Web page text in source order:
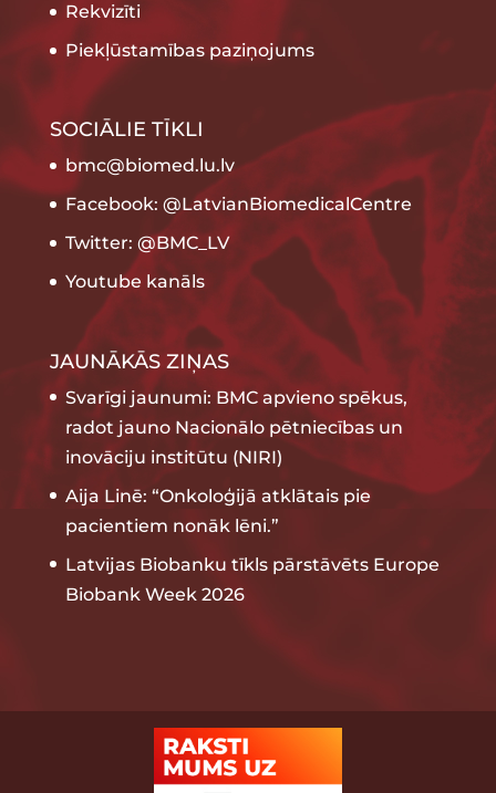
Rekvizīti
Piekļūstamības paziņojums
SOCIĀLIE TĪKLI
bmc@biomed.lu.lv
Facebook: @LatvianBiomedicalCentre
Twitter: @BMC_LV
Youtube kanāls
JAUNĀKĀS ZIŅAS
Svarīgi jaunumi: BMC apvieno spēkus,
radot jauno Nacionālo pētniecības un
inovāciju institūtu (NIRI)
Aija Linē: “Onkoloģijā atklātais pie
pacientiem nonāk lēni.”
Latvijas Biobanku tīkls pārstāvēts Europe
Biobank Week 2026